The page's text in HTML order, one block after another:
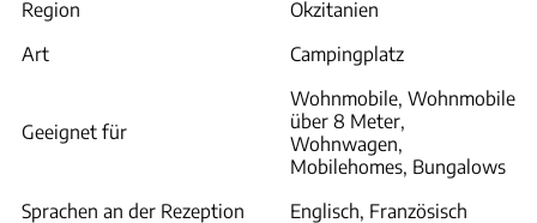
Region
Okzitanien
Art
Campingplatz
Geeignet für
Wohnmobile, Wohnmobile
über 8 Meter,
Wohnwagen,
Mobilehomes, Bungalows
Sprachen an der Rezeption
Englisch, Französisch